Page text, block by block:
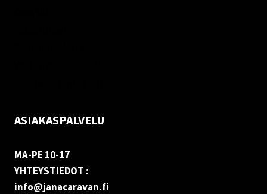
ASIAKASPALVELU
MA-PE 10-17
YHTEYSTIEDOT :
info@janacaravan.fi